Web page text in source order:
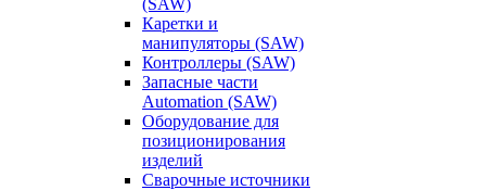
(SAW)
Каретки и
манипуляторы (SAW)
Контроллеры (SAW)
Запасные части
Automation (SAW)
Оборудование для
позиционирования
изделий
Сварочные источники